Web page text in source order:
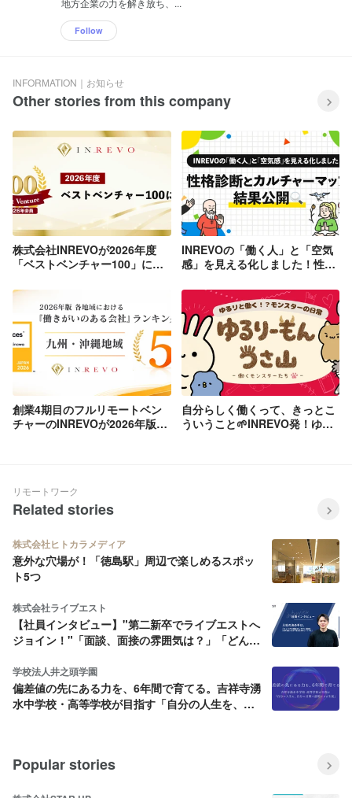
Follow
INFORMATION｜お知らせ
Other stories from this company
株式会社INREVOが2026年度
「ベストベンチャー100」に選
INREVOの「働く人」と「空気
感」を見える化しました！性格
公開🔍
創業4期目のフルリモートベン
チャーのINREVOが2026年版
自分らしく働くって、きっとこ
ういうこと🌱INREVO発！ゆる
リモートワーク
Related stories
株式会社ヒトカラメディア
意外な穴場が！「徳島駅」周辺で楽しめるスポッ
ト5つ
株式会社ライブエスト
【社員インタビュー】"第二新卒でライブエストへ
ジョイン！"「面談、面接の雰囲気は？」「どんな
は」
学校法人井之頭学園
偏差値の先にある力を、6年間で育てる。吉祥寺湧
水中学校・高等学校が目指す「自分の人生を、自
Popular stories